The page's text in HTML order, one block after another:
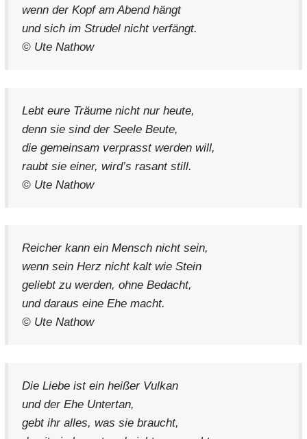
wenn der Kopf am Abend hängt
und sich im Strudel nicht verfängt.
© Ute Nathow
Lebt eure Träume nicht nur heute,
denn sie sind der Seele Beute,
die gemeinsam verprasst werden will,
raubt sie einer, wird’s rasant still.
© Ute Nathow
Reicher kann ein Mensch nicht sein,
wenn sein Herz nicht kalt wie Stein
geliebt zu werden, ohne Bedacht,
und daraus eine Ehe macht.
© Ute Nathow
Die Liebe ist ein heißer Vulkan
und der Ehe Untertan,
gebt ihr alles, was sie braucht,